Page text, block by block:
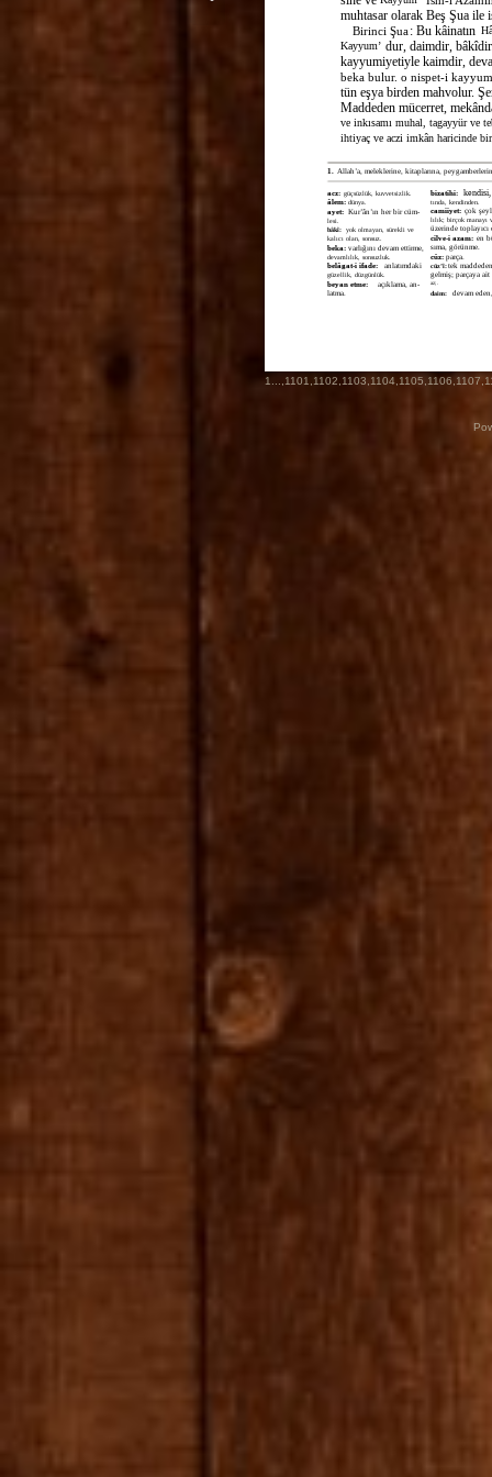
muhtasar olarak Beş Şua ile
Birinci Şua : Bu kâinatın
Kayyum’ dur, daimdir,
kayyumiyetiyle kaimdir,
beka bulur. o nispet-i
tün eşya birden mahvolur.
Maddeden mücerret,
ve inkısamı muhal, tagayyür ve
ihtiyaç ve aczi imkân haricinde bir
acz: güçsüzlük, kuvvetsizlik.
âlem: dünya.
ayet: Kur’ân’ın her bir cüm-
lesi.
bâkî:
yok olmayan, sürekli ve
kalıcı olan, sonsuz.
beka: varlığını devam ettirme,
devamlılık, sonsuzluk.
belâgat-i ifade: anlatımdaki
güzellik, düzgünlük.
beyan etme:
açıklama, an-
latma.
bizatihi:
tında, kendinden.
camiiyet: çok
lılık; birçok manayı
üzerinde toplayıcı
cilve-i azam: en
sıma, görünme.
cüz: parça.
cüz’î: tek
gelmiş; parçaya
az; .
daim: devam
1. Allah’a, meleklerine, kitaplarına,
1 1101 1102 1103 1104, 1105 1106, 1107